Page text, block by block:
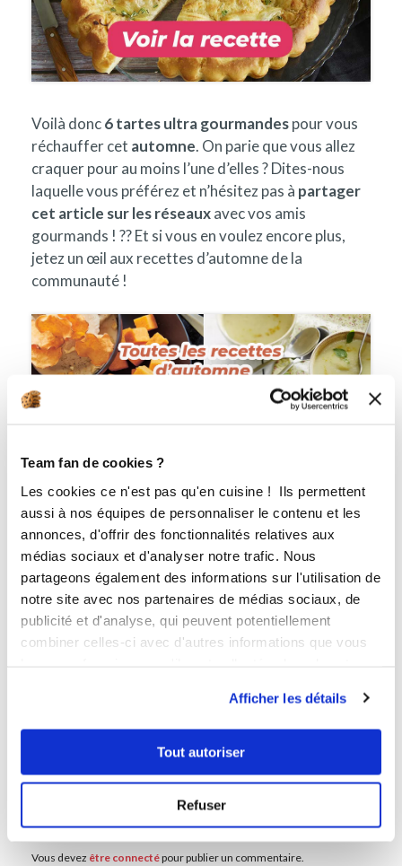
Team fan de cookies ?
Les cookies ce n'est pas qu'en cuisine ! Ils permettent
aussi à nos équipes de personnaliser le contenu et les
annonces, d'offrir des fonctionnalités relatives aux
médias sociaux et d'analyser notre trafic. Nous
partageons également des informations sur l'utilisation de
notre site avec nos partenaires de médias sociaux, de
publicité et d'analyse, qui peuvent potentiellement
combiner celles-ci avec d'autres informations que vous
Afficher les détails
Tout autoriser
Refuser
Voilà donc6 tartes ultra gourmandespour vous
réchauffer cet automne. On parie que vous allez
craquer pour au moins l’une d’elles ? Dites-nous
laquelle vous préférez et n’hésitez pas à partager
cet article sur les réseauxavec vos amis
gourmands ! ?? Et si vous en voulez encore plus,
jetez un œil aux recettes d’automne de la
communauté !
Jessie
Guy Demarle
Commentaires
Vous devez être connectépour publier un commentaire.